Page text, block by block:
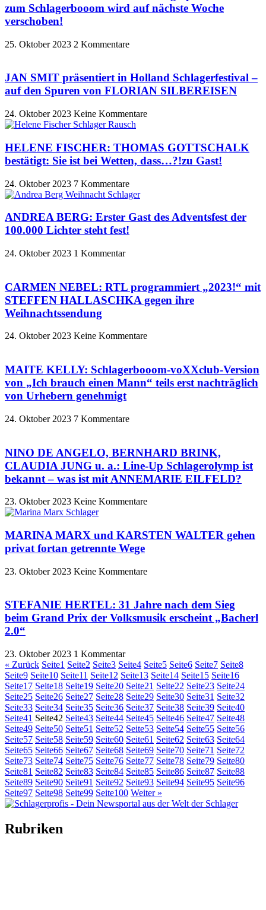
zum Schlagerbooom wird auf nächste Woche
verschoben!
25. Oktober 2023 2 Kommentare
JAN SMIT präsentiert in Holland Schlagerfestival –
auf den Spuren von FLORIAN SILBEREISEN
24. Oktober 2023 Keine Kommentare
HELENE FISCHER: THOMAS GOTTSCHALK
bestätigt: Sie ist bei Wetten, dass…?!zu Gast!
24. Oktober 2023 7 Kommentare
ANDREA BERG: Erster Gast des Adventsfest der
100.000 Lichter steht fest!
24. Oktober 2023 1 Kommentar
CARMEN NEBEL: RTL programmiert „2023!“ mit
STEFFEN HALLASCHKA gegen ihre
Weihnachtssendung
24. Oktober 2023 Keine Kommentare
MAITE KELLY: Schlagerbooom-voXXclub-Version
von „Ich brauch einen Mann“ teils erst nachträglich
von Urhebern genehmigt
24. Oktober 2023 7 Kommentare
NINO DE ANGELO, BERNHARD BRINK,
CLAUDIA JUNG u. a.: Line-Up Schlagerolymp ist
bekannt – was ist mit ANNEMARIE EILFELD?
23. Oktober 2023 Keine Kommentare
MARINA MARX und KARSTEN WALTER gehen
privat fortan getrennte Wege
23. Oktober 2023 Keine Kommentare
STEFANIE HERTEL: 31 Jahre nach dem Sieg
beim Grand Prix der Volksmusik erscheint „Bacherl
2.0“
23. Oktober 2023 1 Kommentar
« Zurück Seite1 Seite2 Seite3 Seite4 Seite5 Seite6 Seite7 Seite8
Seite9 Seite10 Seite11 Seite12 Seite13 Seite14 Seite15 Seite16
Seite17 Seite18 Seite19 Seite20 Seite21 Seite22 Seite23 Seite24
Seite25 Seite26 Seite27 Seite28 Seite29 Seite30 Seite31 Seite32
Seite33 Seite34 Seite35 Seite36 Seite37 Seite38 Seite39 Seite40
Seite41 Seite42 Seite43 Seite44 Seite45 Seite46 Seite47 Seite48
Seite49 Seite50 Seite51 Seite52 Seite53 Seite54 Seite55 Seite56
Seite57 Seite58 Seite59 Seite60 Seite61 Seite62 Seite63 Seite64
Seite65 Seite66 Seite67 Seite68 Seite69 Seite70 Seite71 Seite72
Seite73 Seite74 Seite75 Seite76 Seite77 Seite78 Seite79 Seite80
Seite81 Seite82 Seite83 Seite84 Seite85 Seite86 Seite87 Seite88
Seite89 Seite90 Seite91 Seite92 Seite93 Seite94 Seite95 Seite96
Seite97 Seite98 Seite99 Seite100 Weiter »
Rubriken